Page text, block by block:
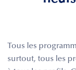
Tous les
surtout, tous les